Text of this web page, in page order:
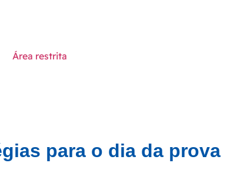
Área restrita
para o dia da prova